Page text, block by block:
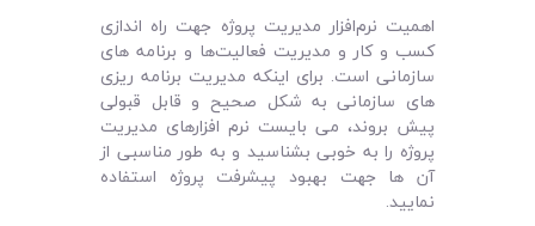
اهمیت نرم‌افزار مدیریت پروژه جهت راه ‌اندازی
کسب‌ و‌ کار و مدیریت فعالیت‌ها و برنامه ‌های
سازمانی است. برای اینکه مدیریت برنامه ریزی
‌های سازمانی به شکل صحیح و قابل قبولی
پیش بروند، می بایست نرم افزارهای مدیریت
پروژه را به خوبی بشناسید و به طور مناسبی از
آن ها جهت بهبود پیشرفت پروژه استفاده
نمایید.